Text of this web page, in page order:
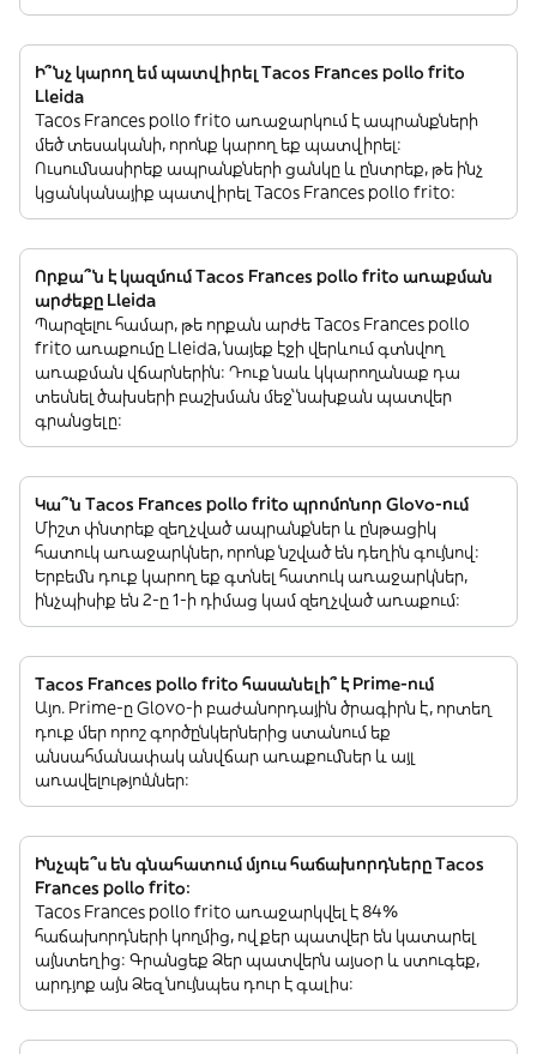
Ի՞նչ կարող եմ պատվիրել Tacos Frances pollo frito
Lleida
Tacos Frances pollo frito առաջարկում է ապրանքների
մեծ տեսականի, որոնք կարող եք պատվիրել:
Ուսումնասիրեք ապրանքների ցանկը և ընտրեք, թե ինչ
կցանկանայիք պատվիրել Tacos Frances pollo frito:
Որքա՞ն է կազմում Tacos Frances pollo frito առաքման
արժեքը Lleida
Պարզելու համար, թե որքան արժե Tacos Frances pollo
frito առաքումը Lleida, նայեք էջի վերևում գտնվող
առաքման վճարներին: Դուք նաև կկարողանաք դա
տեսնել ծախսերի բաշխման մեջ՝ նախքան պատվեր
գրանցելը:
Կա՞ն Tacos Frances pollo frito պրոմոնոր Glovo-ում
Միշտ փնտրեք զեղչված ապրանքներ և ընթացիկ
հատուկ առաջարկներ, որոնք նշված են դեղին գույնով:
Երբեմն դուք կարող եք գտնել հատուկ առաջարկներ,
ինչպիսիք են 2-ը 1-ի դիմաց կամ զեղչված առաքում:
Tacos Frances pollo frito հասանելի՞ է Prime-ում
Այո. Prime-ը Glovo-ի բաժանորդային ծրագիրն է, որտեղ
դուք մեր որոշ գործընկերներից ստանում եք
անսահմանափակ անվճար առաքումներ և այլ
առավելություններ:
Ինչպե՞ս են գնահատում մյուս հաճախորդները Tacos
Frances pollo frito:
Tacos Frances pollo frito առաջարկվել է 84%
հաճախորդների կողմից, ովքեր պատվեր են կատարել
այնտեղից: Գրանցեք Ձեր պատվերն այսօր և ստուգեք,
արդյոք այն Ձեզ նույնպես դուր է գալիս: